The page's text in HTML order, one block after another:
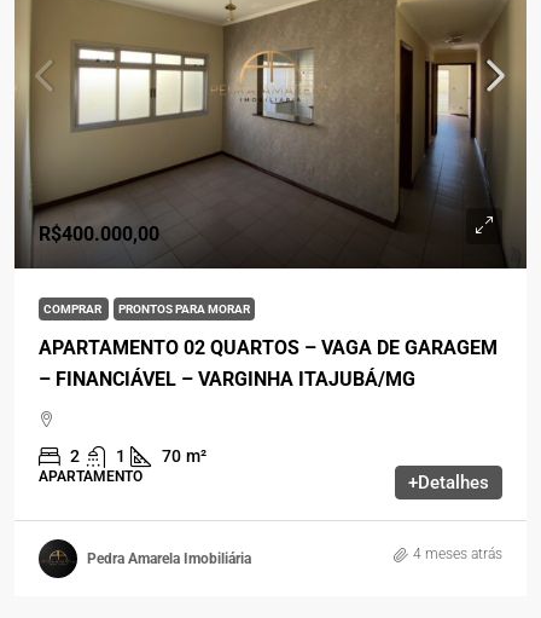
R$400.000,00
COMPRAR PRONTOS PARA MORAR
APARTAMENTO 02 QUARTOS – VAGA DE GARAGEM
– FINANCIÁVEL – VARGINHA ITAJUBÁ/MG
2 1 70 m²
APARTAMENTO +Detalhes
Pedra Amarela Imobiliária 4 meses atrás